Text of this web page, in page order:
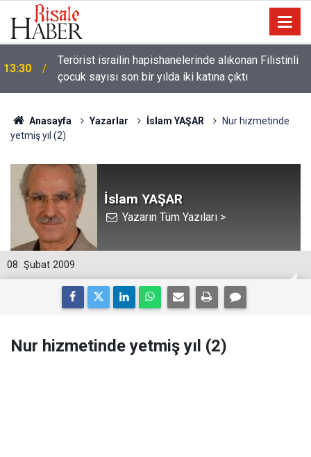
13:30
Terörist israilin hapishanelerinde alıkonan Filistinli
çocuk sayısı son bir yılda iki katına çıktı
Anasayfa Yazarlar İslam YAŞAR
Nur hizmetinde
yetmiş yıl (2)
İslam YAŞAR
Yazarın Tüm Yazıları >
08 Şubat 2009
Nur hizmetinde yetmiş yıl (2)